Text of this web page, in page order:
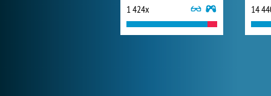
1 424x 14